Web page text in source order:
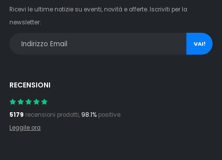
Ricevi le ultime notizie su eventi, novità e offerte. Iscriviti per la
newsletter:
VAI!
RECENSIONI
5179 recensioni prodotti, 98.1% positive.
Leggile ora